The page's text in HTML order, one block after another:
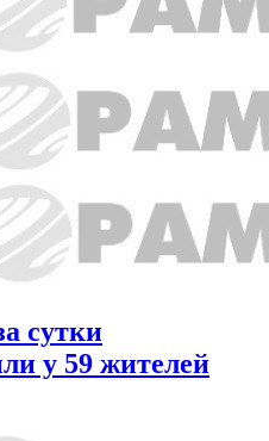
сутки
у 59 жителей